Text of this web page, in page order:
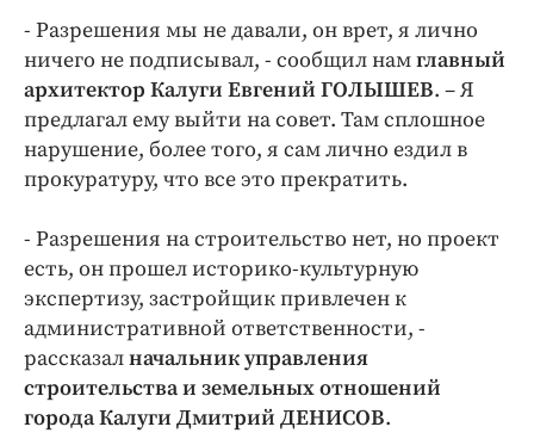
- Разрешения мы не давали, он врет, я лично
ничего не подписывал, - сообщил намглавный
архитектор Калуги Евгений ГОЛЫШЕВ. – Я
предлагал ему выйти на совет. Там сплошное
нарушение, более того, я сам лично ездил в
прокуратуру, что все это прекратить.
- Разрешения на строительство нет, но проект
есть, он прошел историко-культурную
экспертизу, застройщик привлечен к
административной ответственности, -
рассказалначальник управления
строительства и земельных отношений
города Калуги Дмитрий ДЕНИСОВ.